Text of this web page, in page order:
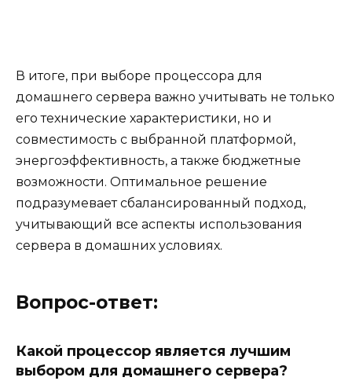
В итоге, при выборе процессора для
домашнего сервера важно учитывать не только
его технические характеристики, но и
совместимость с выбранной платформой,
энергоэффективность, а также бюджетные
возможности. Оптимальное решение
подразумевает сбалансированный подход,
учитывающий все аспекты использования
сервера в домашних условиях.
Вопрос-ответ:
Какой процессор является лучшим
выбором для домашнего сервера?